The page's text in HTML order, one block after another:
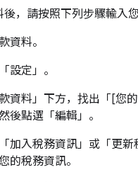
，請按照下列步驟輸入
資料。
設定」。
資料」下方，找出「[您
後點選「編輯」。
加入稅務資訊」或「更
的稅務資訊。